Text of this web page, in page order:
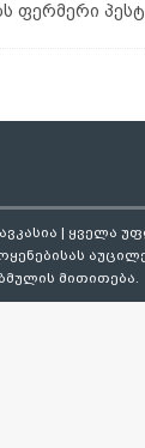
ფერმერი
| ყველა
მითითება.